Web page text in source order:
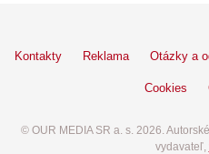
Kontakty Reklama Otázky a
Cookies
© OUR MEDIA SR a. s. 2026.
vydavateľ,